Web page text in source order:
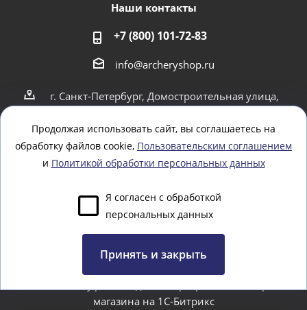
Наши контакты
+7 (800) 101-72-83
info@archeryshop.ru
г. Санкт-Петербург, Домостроительная улица,
г. Санкт-Петербург Пионерская 21
Оставайтесь на связи
магазина на 1C-Битрикс
Продолжая использовать сайт, вы соглашаетесь на
обработку файлов cookie, Пользовательским соглашением
и Политикой обработки персональных данных
Я согласен с обработкой
персональных данных
Принять и закрыть